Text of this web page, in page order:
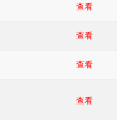
查看
查看
查看
查看